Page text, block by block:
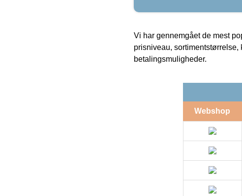
Vi har gennemgået de mest
prisniveau,
betalingsmuligheder.
Webshop